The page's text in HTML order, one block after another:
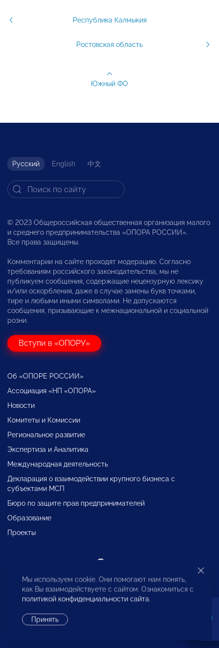
Республика Калмыкия
Ростовская область
Южный ФО
Русский English 中文
© 2023 Общероссийская общественная организация малого
и среднего предпринимательства «ОПОРА РОССИИ».
Все права защищены.
Комментарии на сайте проходят модерацию. Согласно
требованиям российского законодательства, мы не
публикуем сообщения, содержащие нецензурную лексику
и/или оскорбления, даже в случае замены букв точками,
тире и любыми иными символами. Не допускаются
сообщения, призывающие к межнациональной и социальной
розни.
Вступи в «ОПОРУ»
Об «ОПОРЕ РОССИИ»
Ассоциация «НП «ОПОРА»
Новости
Комитеты и Комиссии
Региональное развитие
Экспертиза и Аналитика
Международная деятельность
Декларация о взаимодействии крупного бизнеса с
субъектами МСП
Бюро по защите прав предпринимателей
Образование
Проекты
Исполнительная дирекция
Мы используем cookie. Они помогают нам понять,
как Вы взаимодействуете с сайтом. Ознакомиться с
политикой конфиденциальности сайта.
Принять